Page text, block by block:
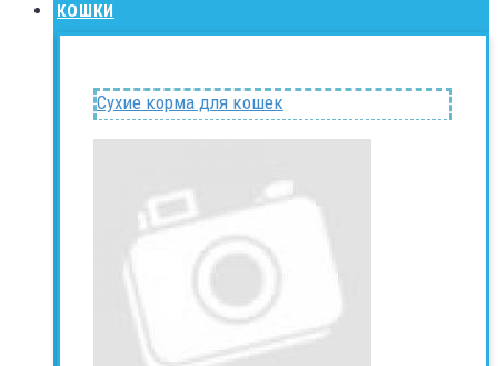
КОШКИ
Сухие корма для кошек